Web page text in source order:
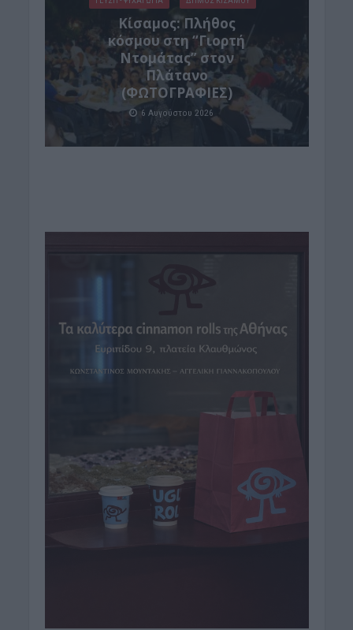
Κίσαμος: Πλήθος
κόσμου στη “Γιορτή
Ντομάτας” στον
Πλάτανο
(ΦΩΤΟΓΡΑΦΙΕΣ)
6 Αυγούστου 2026